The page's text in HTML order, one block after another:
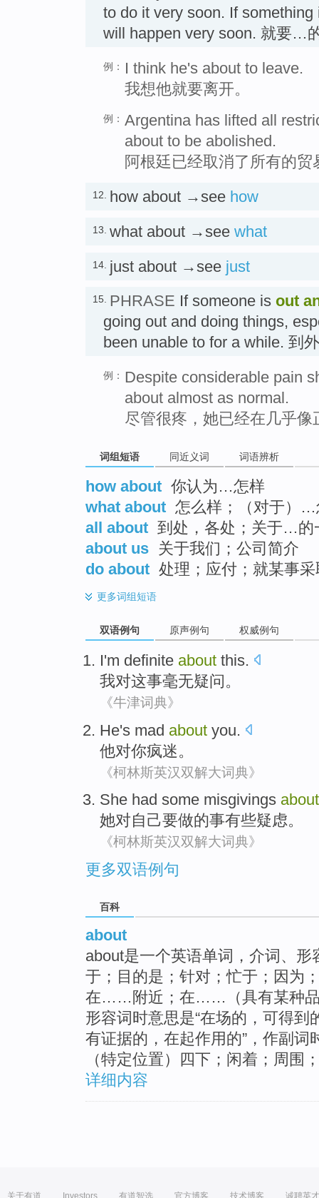
to do it very soon. If
will happen very soon. 就要…
例：
I think he's about to leave.
我想他就要离开。
例： Argentina has lifted all
about to be abolished.
阿根廷已经取消了所有的
12. how about →see how
13. what about →see what
14. just about →see just
15. PHRASE If someone is out
going out and doing things,
been unable to for a while. 到
例： Despite considerable pain
about almost as normal.
尽管很疼，她已经在几乎
词组短语 同近义词 词语辨析
how about 你认为…怎样
what about 怎么样；（对于）…
all about 到处，各处；关于…的
about us 关于我们；公司简介
do about 处理；应付；就某事
更多词组短语
双语例句 原声例句 权威例句
I'm definite about this.
我对这事毫无疑问。
《牛津词典》
He's mad about you.
他对你疯迷。
《柯林斯英汉双解大词典》
She had some misgivings about
她对自己要做的事有些疑虑。
《柯林斯英汉双解大词典》
更多双语例句
百科
about
about是一个英语单词，介词、
于；目的是；针对；忙于；因
在……附近；在……（具有某种
形容词时意思是“在场的，可得
有证据的，在起作用的”，作副词
（特定位置）四下；闲着；周围
详细内容